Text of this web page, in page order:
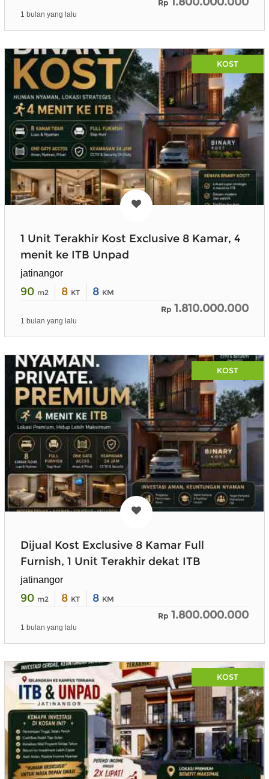
Rp
1 bulan yang lalu
KOST
1 Unit Terakhir Kost Exclusive 8 Kamar, 4
menit ke ITB Unpad
jatinangor
90 m2 8 KT 8 KM
Rp 1.810.000.000
1 bulan yang lalu
KOST
Dijual Kost Exclusive 8 Kamar Full
Furnish, 1 Unit Terakhir dekat ITB
jatinangor
90 m2 8 KT 8 KM
Rp 1.800.000.000
1 bulan yang lalu
KOST